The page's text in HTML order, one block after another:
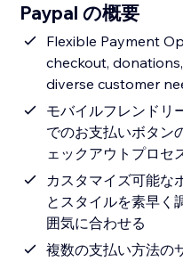
Paypal の概要
Flexible Payment
checkout,
diverse customer
モバイルフレンドリ
でのお支払いボタン
ェックアウトプロセ
カスタマイズ可能な
とスタイルを素早く
囲気に合わせる
複数の支払い方法の